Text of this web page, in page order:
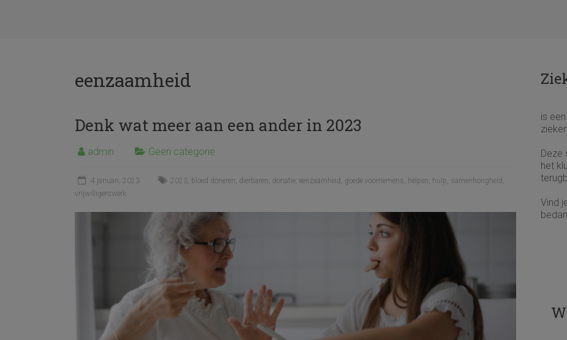
eenzaamheid
Denk wat meer aan een ander in 2023
admin Geen categorie
4 januari, 2023 2023, bloed doneren, dierbaren, donatie, eenzaamheid , goede voornemens, helpen, hulp, samenhorigheid ,
vrijwilligerswerk
is
Deze
het
Vind